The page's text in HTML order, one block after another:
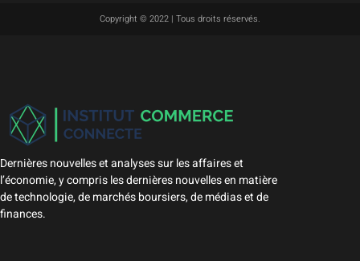
Copyright © 2022 | Tous droits réservés.
Dernières nouvelles et analyses sur les affaires et
l’économie, y compris les dernières nouvelles en matière
de technologie, de marchés boursiers, de médias et de
finances.